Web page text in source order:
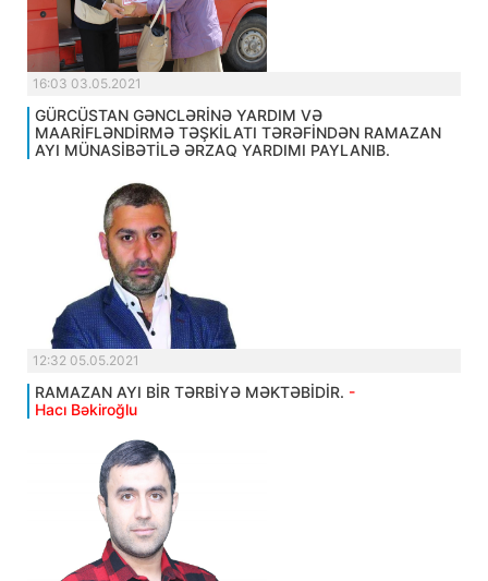
16:03 03.05.2021
GÜRCÜSTAN GƏNCLƏRİNƏ YARDIM VƏ
MAARİFLƏNDİRMƏ TƏŞKİLATI TƏRƏFİNDƏN RAMAZAN
AYI MÜNASİBƏTİLƏ ƏRZAQ YARDIMI PAYLANIB.
12:32 05.05.2021
RAMAZAN AYI BİR TƏRBİYƏ MƏKTƏBİDİR. -
Hacı Bəkiroğlu